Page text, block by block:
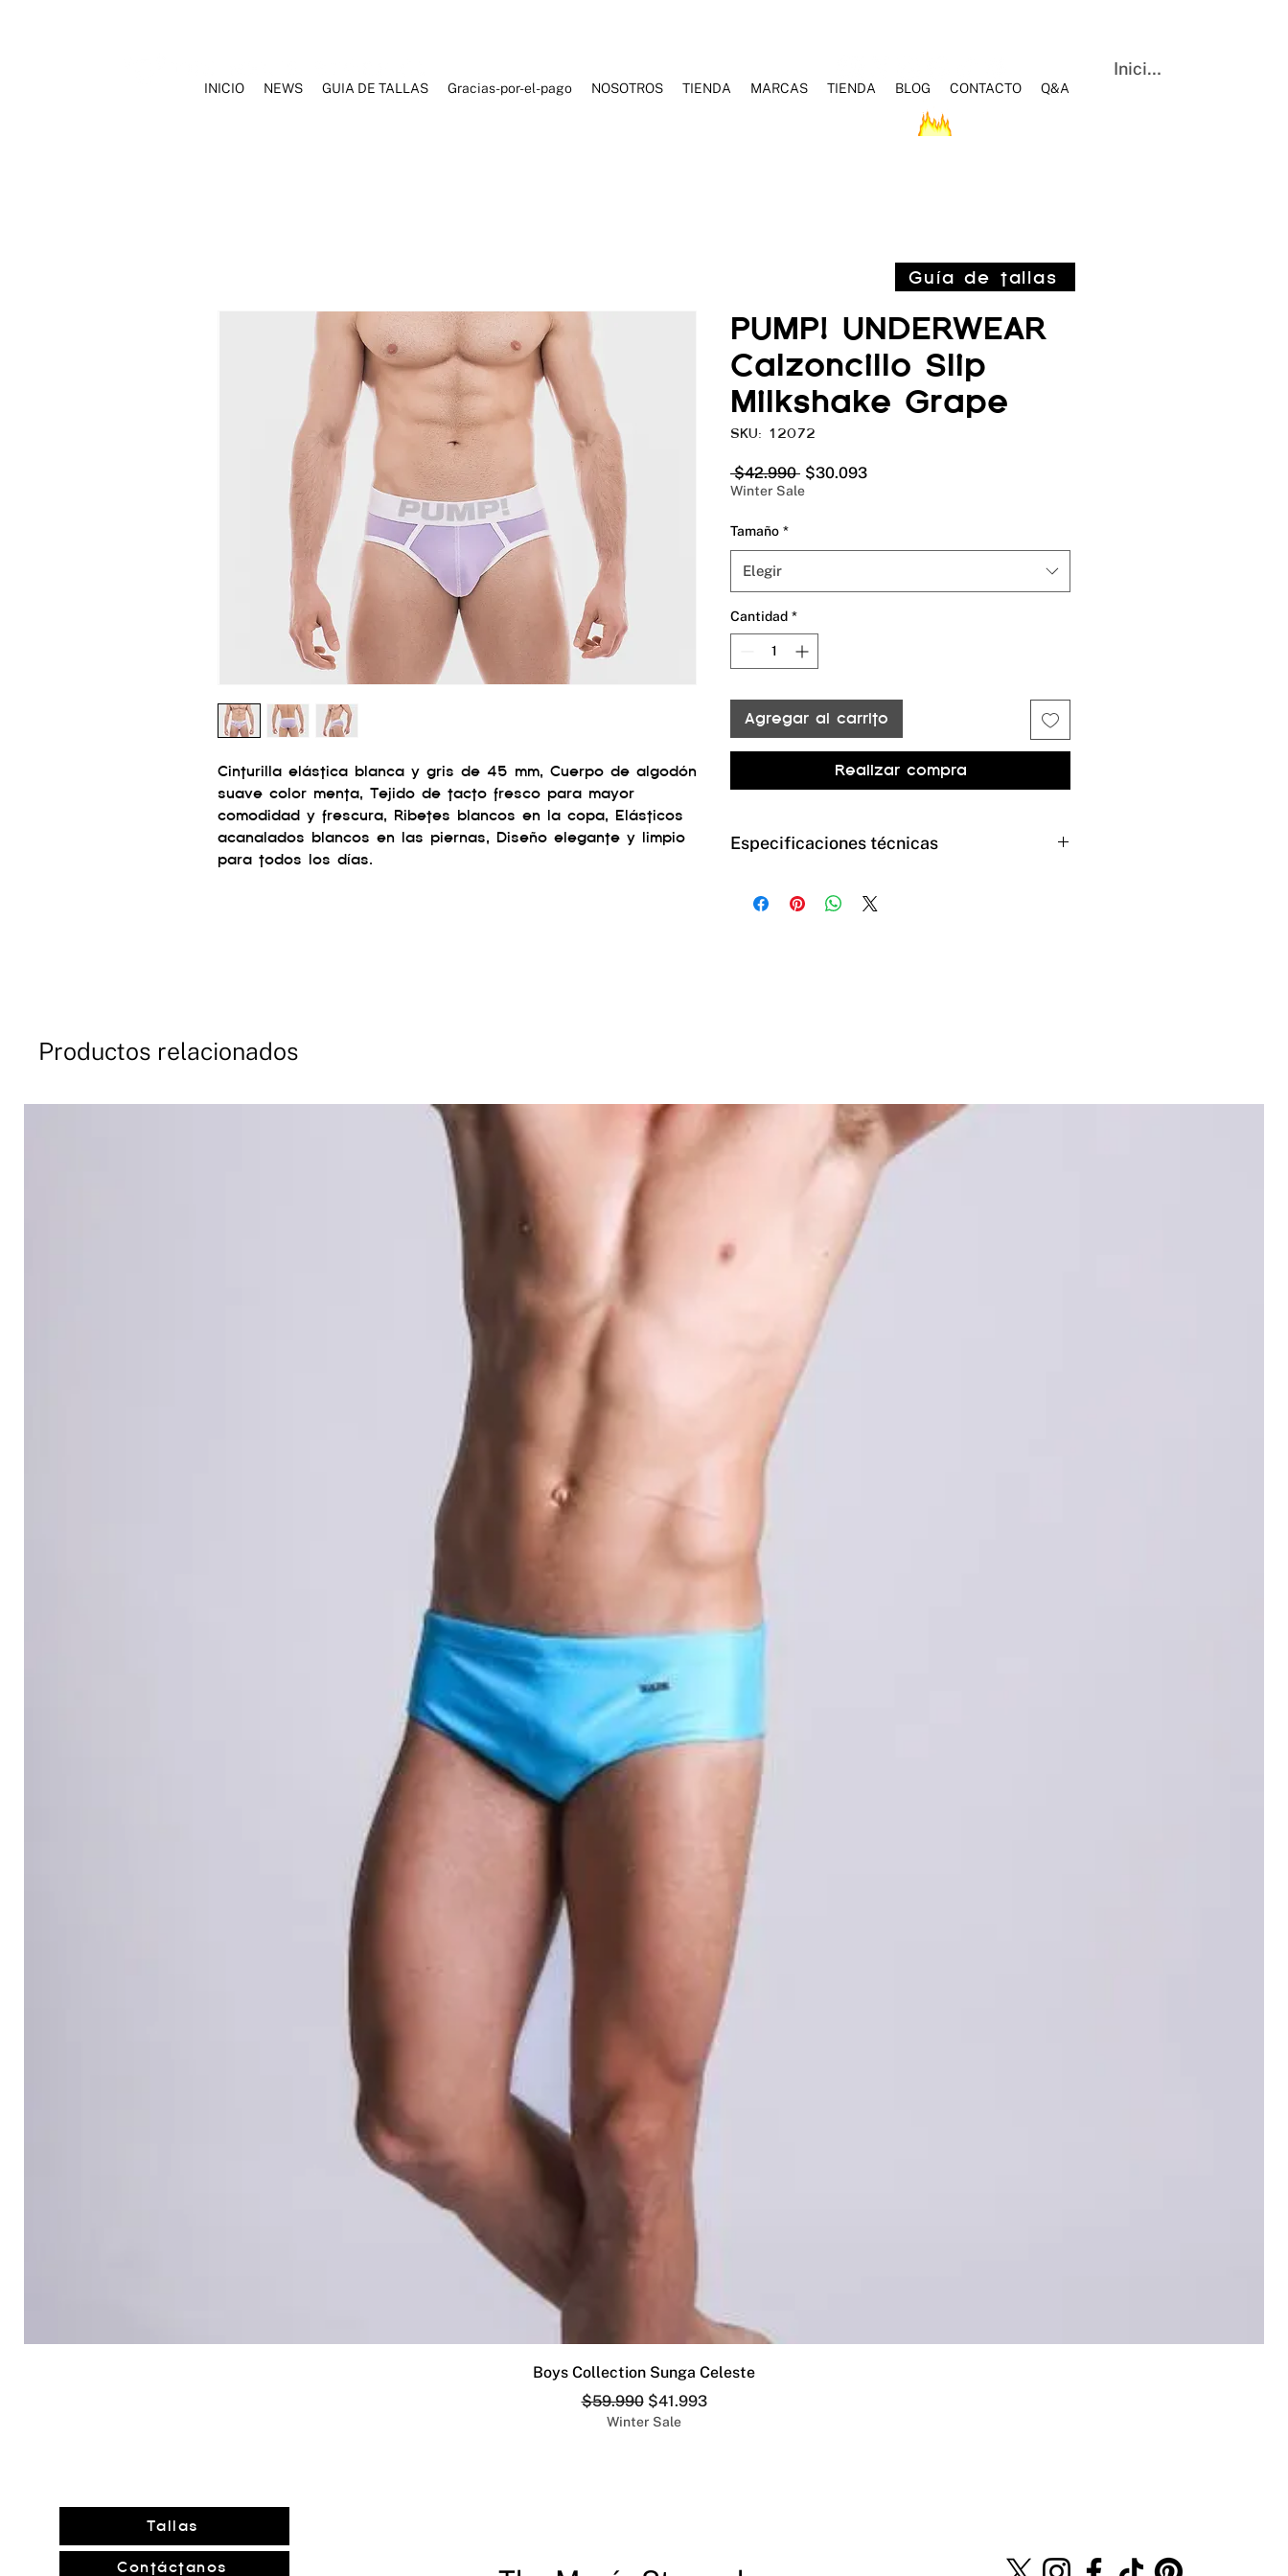
Iniciar sesión
Cinturilla elástica blanca y gris de 45 mm, Cuerpo de algodón
suave color menta, Tejido de tacto fresco para mayor
comodidad y frescura, Ribetes blancos en la copa, Elásticos
acanalados blancos en las piernas, Diseño elegante y limpio
para todos los días.
PUMP! UNDERWEAR
Calzoncillo Slip
Milkshake Grape
SKU: 12072
$42.990 Precio
$30.093Precio
Winter Sale
Tamaño *
Elegir
Cantidad *
Agregar al carrito
Realizar compra
Especificaciones técnicas
94% cotton 6% elastane
Guía de tallas
Productos relacionados
Vista rápida
Boys Collection Sunga Celeste
Precio
$59.990 Precio de oferta
$41.993
Winter Sale
INICIO NEWS GUIA DE TALLAS Gracias-por-el-pago NOSOTROS TIENDA MARCAS TIENDA BLOG CONTACTO Q&A
Tallas
Contáctanos